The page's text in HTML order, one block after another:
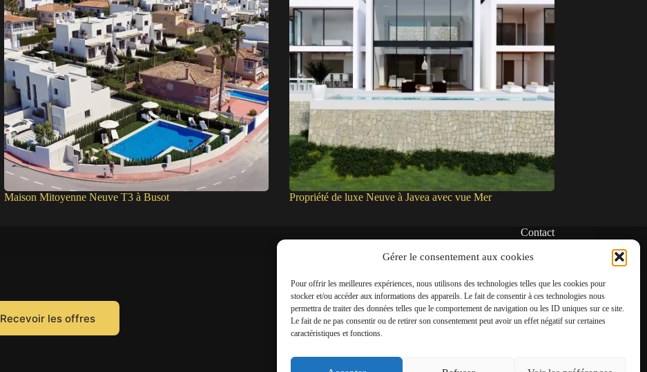
Gérer le consentement aux cookies
Pour offrir les meilleures expériences, nous utilisons des technologies telles que les cookies pour
stocker et/ou accéder aux informations des appareils. Le fait de consentir à ces technologies nous
permettra de traiter des données telles que le comportement de navigation ou les ID uniques sur ce site.
Le fait de ne pas consentir ou de retirer son consentement peut avoir un effet négatif sur certaines
caractéristiques et fonctions.
Maison Mitoyenne Neuve T3 à Busot Propriété de luxe Neuve à Javea avec vue Mer
Recevoir les offres
Contact
✆06 22 39 73 24
✉contact@amgh-immobilier.com